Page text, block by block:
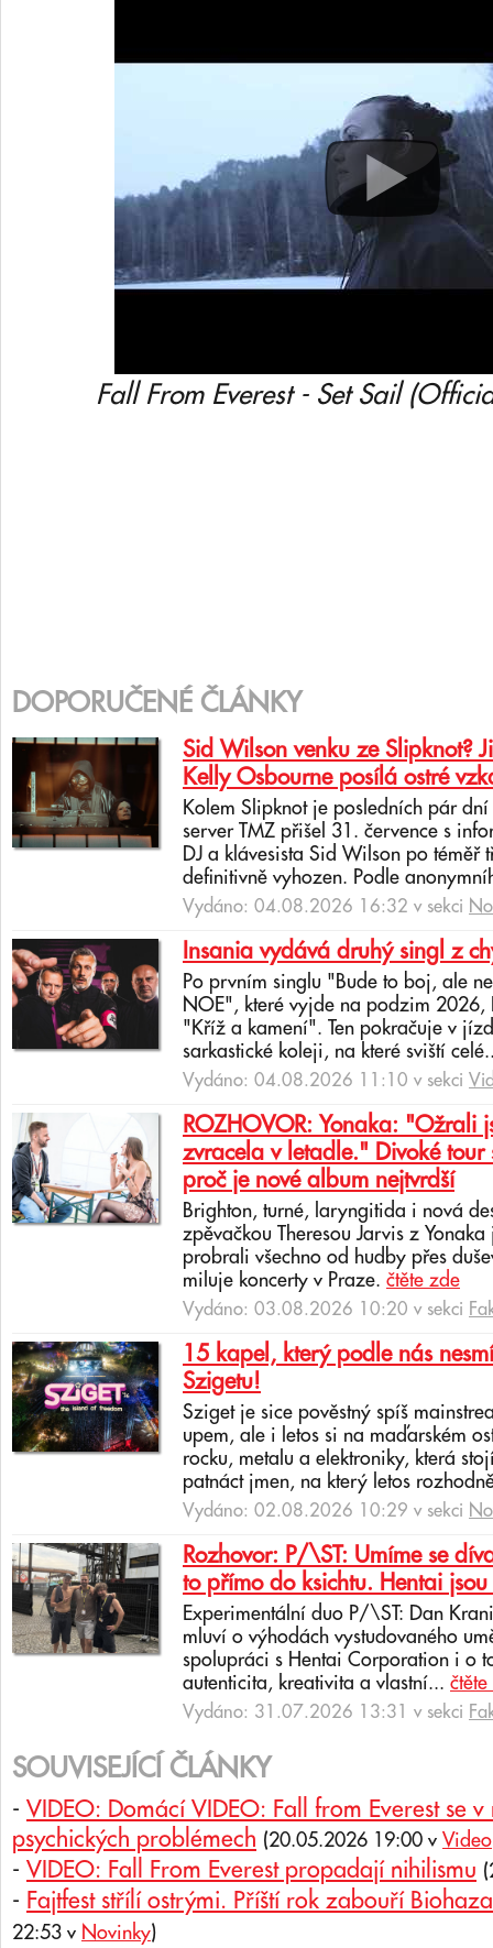
Fall From Everest - Set Sail
DOPORUČENÉ ČLÁNKY
Sid Wilson venku ze Slipknot?
Kelly Osbourne posílá ostré
Kolem Slipknot je posledních pár
server TMZ přišel 31. července s
DJ a klávesista Sid Wilson po téměř
definitivně vyhozen. Podle
Vydáno: 04.08.2026 16:32 v sekci
Insania vydává druhý singl z
Po prvním singlu "Bude to boj, ale
NOE", které vyjde na podzim 2026,
"Kříž a kamení". Ten pokračuje v
sarkastické koleji, na které sviští
Vydáno: 04.08.2026 11:10 v sekci
ROZHOVOR: Yonaka: "Ožrali
zvracela v letadle." Divoké tour
proč je nové album nejtvrdší
Brighton, turné, laryngitida i nová
zpěvačkou Theresou Jarvis z
probrali všechno od hudby přes
miluje koncerty v Praze. čtěte zde
Vydáno: 03.08.2026 10:20 v sekci
15 kapel, který podle nás
Szigetu!
Sziget je sice pověstný spíš
upem, ale i letos si na maďarském
rocku, metalu a elektroniky, která
patnáct jmen, na který letos
Vydáno: 02.08.2026 10:29 v sekci
Rozhovor: P/\ST: Umíme se
to přímo do ksichtu. Hentai
Experimentální duo P/\ST: Dan
mluví o výhodách vystudovaného
spolupráci s Hentai Corporation i o
autenticita, kreativita a vlastní...
Vydáno: 31.07.2026 13:31 v sekci
SOUVISEJÍCÍ ČLÁNKY
- VIDEO: Domácí VIDEO: Fall from Everest se
psychických problémech (20.05.2026 19:00 v Video
- VIDEO: Fall From Everest propadají nihilismu
- Fajtfest střílí ostrými. Příští rok zabouří
22:53 v Novinky)